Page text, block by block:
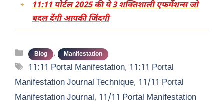
11:11 पोर्टल 2025 की ये 3 शक्तिशाली एफर्मेशन्स जो
बदल देंगी आपकी जिंदगी
Categories
Blog , Manifestation
Tags
11:11 Portal Manifestation, 11:11 Portal
Manifestation Journal Technique, 11/11 Portal
Manifestation Journal, 11/11 Portal Manifestation